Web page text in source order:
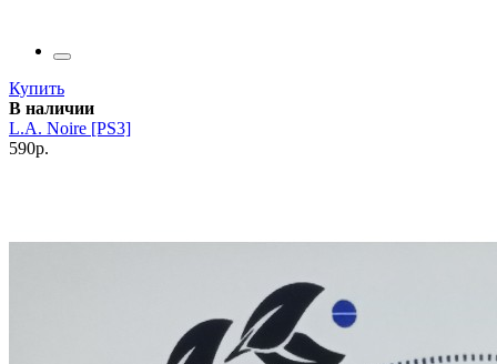
Купить
В наличии
L.A. Noire [PS3]
590р.